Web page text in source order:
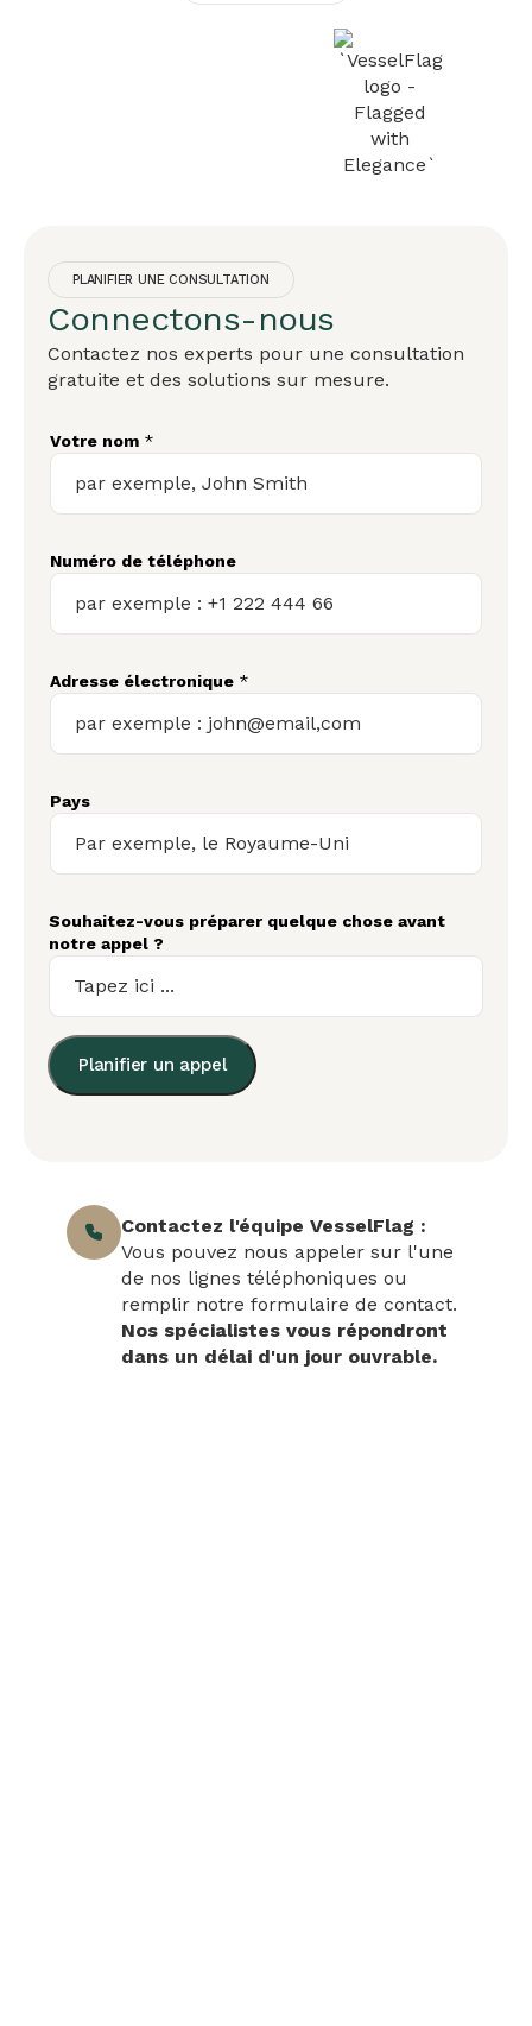
PLANIFIER UNE CONSULTATION
Connectons-nous
Contactez nos experts pour une consultation
gratuite et des solutions sur mesure.
Votre nom *
Numéro de téléphone
Adresse électronique *
Pays
Souhaitez-vous préparer quelque chose avant
notre appel ?
Planifier un appel
Contactez l'équipe VesselFlag :
Vous pouvez nous appeler sur l'une
de nos lignes téléphoniques ou
remplir notre formulaire de contact.
Nos spécialistes vous répondront
dans un délai d'un jour ouvrable.